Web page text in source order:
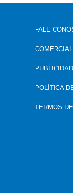
FALE
COMERCIAL
POLÍTICA
TERMOS